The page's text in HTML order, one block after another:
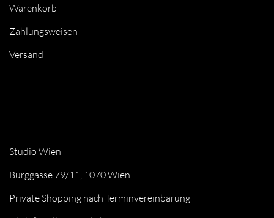
Warenkorb
Zahlungsweisen
Versand
Studio Wien
Burggasse 79/11, 1070 Wien
Private Shopping nach Terminvereinbarung